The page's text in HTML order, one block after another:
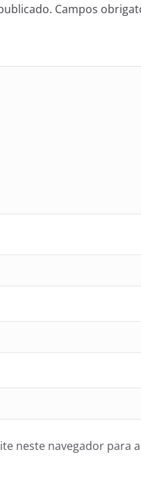
Campos
neste navegador para